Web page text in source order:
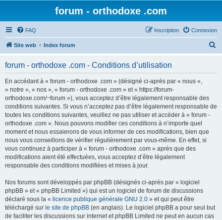
forum - orthodoxe .com
FAQ Connexion
Inscription
Site web Index forum
forum - orthodoxe .com - Conditions d’utilisation
En accédant à « forum - orthodoxe .com » (désigné ci-après par « nous »,
« notre », « nos », « forum - orthodoxe .com » et « https://forum-
orthodoxe.com/~forum »), vous acceptez d’être légalement responsable des
conditions suivantes. Si vous n’acceptez pas d’être légalement responsable de
toutes les conditions suivantes, veuillez ne pas utiliser et accéder à « forum -
orthodoxe .com ». Nous pouvons modifier ces conditions à n’importe quel
moment et nous essaierons de vous informer de ces modifications, bien que
nous vous conseillons de vérifier régulièrement par vous-même. En effet, si
vous continuez à participer à « forum - orthodoxe .com » après que des
modifications aient été effectuées, vous acceptez d’être légalement
responsable des conditions modifiées et mises à jour.
Nos forums sont développés par phpBB (désignés ci-après par « logiciel
phpBB » et « phpBB Limited ») qui est un logiciel de forum de discussions
déclaré sous la « licence publique générale GNU 2.0 » et qui peut être
téléchargé sur le site de phpBB (en anglais). Le logiciel phpBB a pour seul but
de faciliter les discussions sur internet et phpBB Limited ne peut en aucun cas